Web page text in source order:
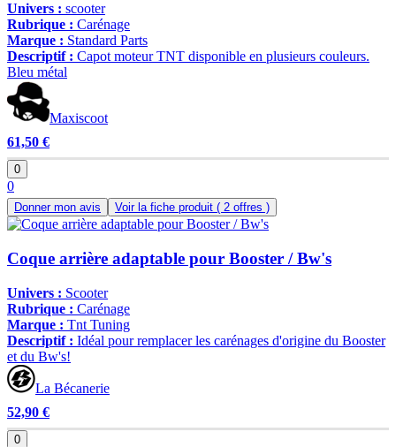
Univers : scooter
Rubrique : Carénage
Marque : Standard Parts
Descriptif : Capot moteur TNT disponible en plusieurs couleurs.
Bleu métal
Maxiscoot
61,50 €
0
0
Donner mon avis Voir la fiche produit ( 2 offres )
Coque arrière adaptable pour Booster / Bw's
Univers : Scooter
Rubrique : Carénage
Marque : Tnt Tuning
Descriptif : Idéal pour remplacer les carénages d'origine du Booster
et du Bw's!
La Bécanerie
52,90 €
0